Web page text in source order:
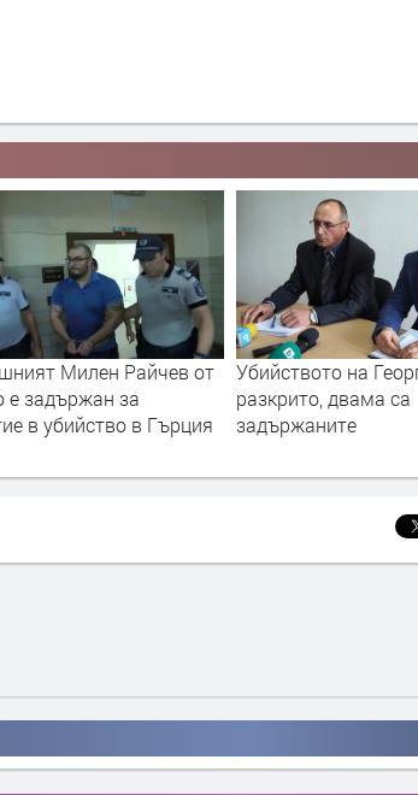
на Георги е
двама са
Умишлено убийство
смолянската
намереният в